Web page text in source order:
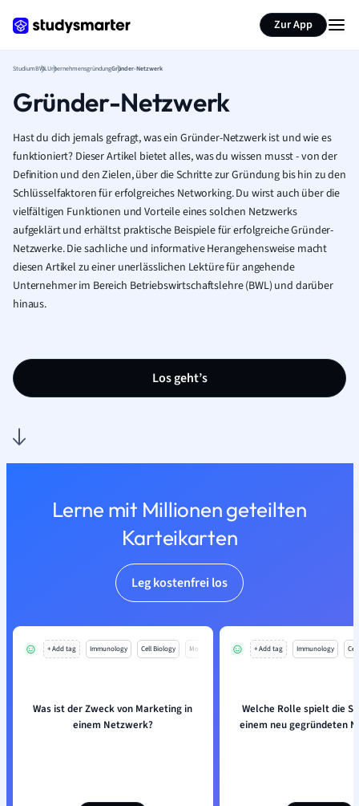
Zur App
StudiumBWLUnternehmensgründungGründer-Netzwerk
Gründer-Netzwerk
Hast du dich jemals gefragt, was ein Gründer-Netzwerk ist und wie es
funktioniert? Dieser Artikel bietet alles, was du wissen musst - von der
Definition und den Zielen, über die Schritte zur Gründung bis hin zu den
Schlüsselfaktoren für erfolgreiches Networking. Du wirst auch über die
vielfältigen Funktionen und Vorteile eines solchen Netzwerks
aufgeklärt und erhältst praktische Beispiele für erfolgreiche Gründer-
Netzwerke. Die sachliche und informative Herangehensweise macht
diesen Artikel zu einer unerlässlichen Lektüre für angehende
Unternehmer im Bereich Betriebswirtschaftslehre (BWL) und darüber
hinaus.
Los geht’s
Lerne mit Millionen geteilten
Karteikarten
Leg kostenfrei los
+ Add tag Immunology Cell Biology Mo
Was ist der Zweck von Marketing in
einem Netzwerk?
+ Add tag Immunology
Welche Rolle spielt die
einem neu gegründeten